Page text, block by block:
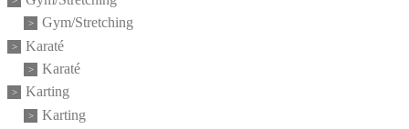
Gym/Stretching
Karaté
Karaté
Karting
Karting